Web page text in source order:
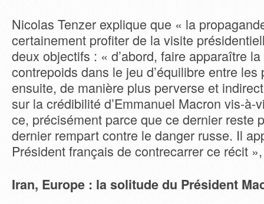
Nicolas Tenzer explique que « la
certainement profiter de la visite
deux objectifs : « d’abord, faire apparaître
contrepoids dans le jeu d’équilibre entre les
ensuite, de manière plus perverse et
sur la crédibilité d’Emmanuel Macron vis-à-
ce, précisément parce que ce dernier reste
dernier rempart contre le danger russe. Il
Président français de contrecarrer ce récit
Iran, Europe : la solitude du Président